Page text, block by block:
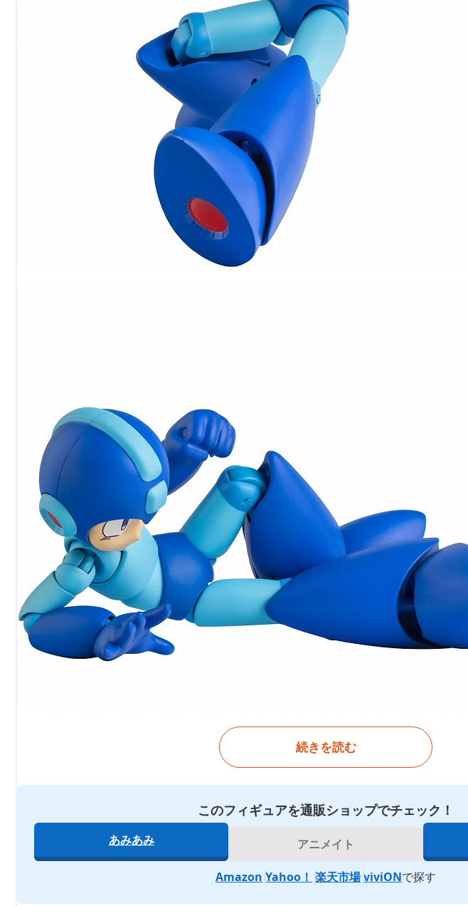
さらにこのロックマンを機に、「ロックマン」シリーズが続々登場予定だ。
続きを読む
このフィギュアを通販ショップでチェック！
あみあみ アニメイト
Amazon Yahoo！ 楽天市場 viviONで探す